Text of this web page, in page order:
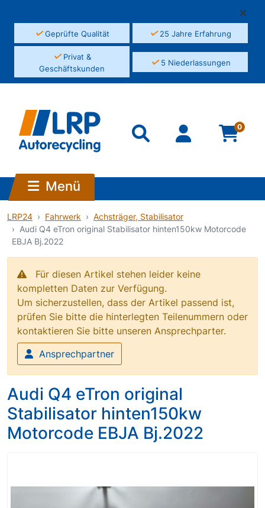
✓Geprüfte Qualität ✓25 Jahre Erfahrung
✓Privat &
Geschäftskunden
✓5 Niederlassungen
0
Menü
LRP24 Fahrwerk
Achsträger, Stabilisator
Audi Q4 eTron original Stabilisator hinten150kw Motorcode
EBJA Bj.2022
Für diesen Artikel stehen leider keine
kompletten Daten zur Verfügung.
Um sicherzustellen, dass der Artikel passend ist,
prüfen Sie bitte die hinterlegten Teilenummern oder
kontaktieren Sie bitte unseren Ansprechparter.
Ansprechpartner
Audi Q4 eTron original
Stabilisator hinten150kw
Motorcode EBJA Bj.2022